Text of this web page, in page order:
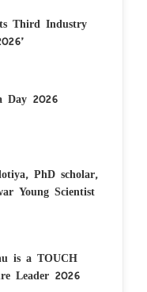
Third Industry
Day 2026
PhD scholar,
Young Scientist
is a TOUCH
Leader 2026